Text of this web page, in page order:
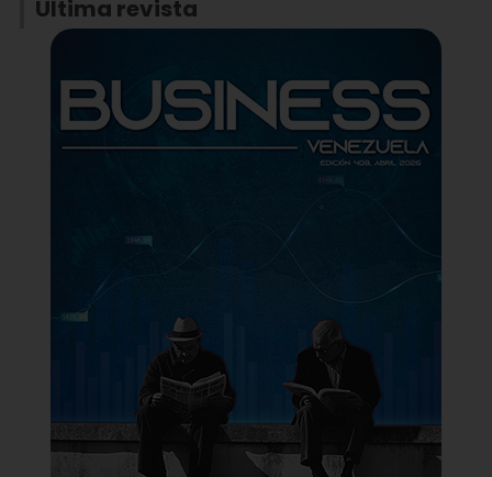
Última revista